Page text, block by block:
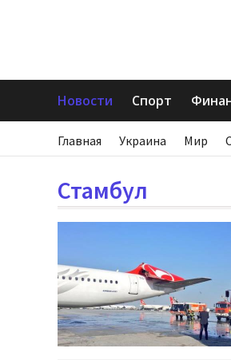
Новости Спорт
Главная Украина Мир
Стамбул